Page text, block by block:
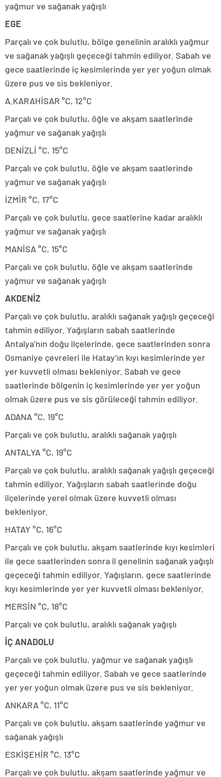
yağmur ve sağanak yağışlı
EGE
Parçalı ve çok bulutlu, bölge genelinin aralıklı yağmur
ve sağanak yağışlı geçeceği tahmin ediliyor. Sabah ve
gece saatlerinde iç kesimlerinde yer yer yoğun olmak
üzere pus ve sis bekleniyor.
A.KARAHİSAR °C, 12°C
Parçalı ve çok bulutlu, öğle ve akşam saatlerinde
yağmur ve sağanak yağışlı
DENİZLİ °C, 15°C
Parçalı ve çok bulutlu, öğle ve akşam saatlerinde
yağmur ve sağanak yağışlı
İZMİR °C, 17°C
Parçalı ve çok bulutlu, gece saatlerine kadar aralıklı
yağmur ve sağanak yağışlı
MANİSA °C, 15°C
Parçalı ve çok bulutlu, öğle ve akşam saatlerinde
yağmur ve sağanak yağışlı
AKDENİZ
Parçalı ve çok bulutlu, aralıklı sağanak yağışlı geçeceği
tahmin ediliyor. Yağışların sabah saatlerinde
Antalya’nın doğu ilçelerinde, gece saatlerinden sonra
Osmaniye çevreleri ile Hatay’ın kıyı kesimlerinde yer
yer kuvvetli olması bekleniyor. Sabah ve gece
saatlerinde bölgenin iç kesimlerinde yer yer yoğun
olmak üzere pus ve sis görüleceği tahmin ediliyor.
ADANA °C, 19°C
Parçalı ve çok bulutlu, aralıklı sağanak yağışlı
ANTALYA °C, 19°C
Parçalı ve çok bulutlu, aralıklı sağanak yağışlı geçeceği
tahmin ediliyor. Yağışların sabah saatlerinde doğu
ilçelerinde yerel olmak üzere kuvvetli olması
bekleniyor.
HATAY °C, 16°C
Parçalı ve çok bulutlu, akşam saatlerinde kıyı kesimleri
ile gece saatlerinden sonra il genelinin sağanak yağışlı
geçeceği tahmin ediliyor. Yağışların, gece saatlerinde
kıyı kesimlerinde yer yer kuvvetli olması bekleniyor.
MERSİN °C, 18°C
Parçalı ve çok bulutlu, aralıklı sağanak yağışlı
İÇ ANADOLU
Parçalı ve çok bulutlu, yağmur ve sağanak yağışlı
geçeceği tahmin ediliyor. Sabah ve gece saatlerinde
yer yer yoğun olmak üzere pus ve sis bekleniyor.
ANKARA °C, 11°C
Parçalı ve çok bulutlu, akşam saatlerinde yağmur ve
sağanak yağışlı
ESKİŞEHİR °C, 13°C
Parçalı ve çok bulutlu, akşam saatlerinde yağmur ve